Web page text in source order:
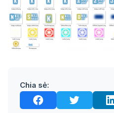
Chia sẻ: